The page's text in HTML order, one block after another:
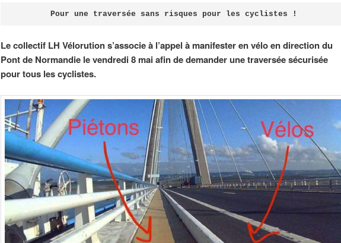
Pour une traversée sans risques pour les cyclistes !
Le collectif LH Vélorution s’associe à l’appel à manifester en vélo en direction du
Pont de Normandie le vendredi 8 mai afin de demander une traversée sécurisée
pour tous les cyclistes.